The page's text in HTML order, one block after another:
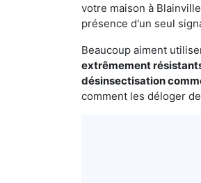
votre maison à
présence d'un seul
Beaucoup aiment
extrêmement
désinsectisation
comment les déloger